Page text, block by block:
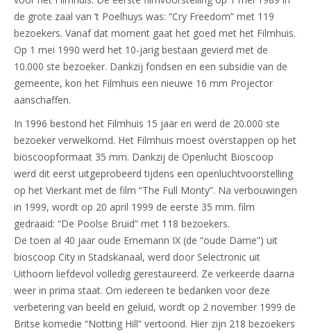
de grote zaal van ’t Poelhuys was: “Cry Freedom” met 119
bezoekers. Vanaf dat moment gaat het goed met het Filmhuis.
Op 1 mei 1990 werd het 10-jarig bestaan gevierd met de
10.000 ste bezoeker. Dankzij fondsen en een subsidie van de
gemeente, kon het Filmhuis een nieuwe 16 mm Projector
aanschaffen.
In 1996 bestond het Filmhuis 15 jaar en werd de 20.000 ste
bezoeker verwelkomd. Het Filmhuis moest overstappen op het
bioscoopformaat 35 mm. Dankzij de Openlucht Bioscoop
werd dit eerst uitgeprobeerd tijdens een openluchtvoorstelling
op het Vierkant met de film “The Full Monty”. Na verbouwingen
in 1999, wordt op 20 april 1999 de eerste 35 mm. film
gedraaid: “De Poolse Bruid” met 118 bezoekers.
De toen al 40 jaar oude Ernemann IX (de “oude Dame”) uit
bioscoop City in Stadskanaal, werd door Selectronic uit
Uithoorn liefdevol volledig gerestaureerd. Ze verkeerde daarna
weer in prima staat. Om iedereen te bedanken voor deze
verbetering van beeld en geluid, wordt op 2 november 1999 de
Britse komedie “Notting Hill” vertoond. Hier zijn 218 bezoekers